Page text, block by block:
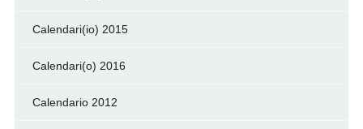
Calendari(io) 2015
Calendari(o) 2016
Calendario 2012